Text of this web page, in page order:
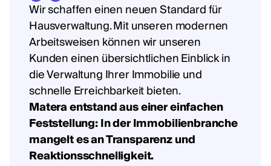
Wir schaffen einen neuen Standard für
Hausverwaltung. Mit unseren modernen
Arbeitsweisen können wir unseren
Kunden einen übersichtlichen Einblick in
die Verwaltung Ihrer Immobilie und
schnelle Erreichbarkeit bieten.
Matera entstand aus einer einfachen
Feststellung: In der Immobilienbranche
mangelt es an Transparenz und
Reaktionsschnelligkeit.